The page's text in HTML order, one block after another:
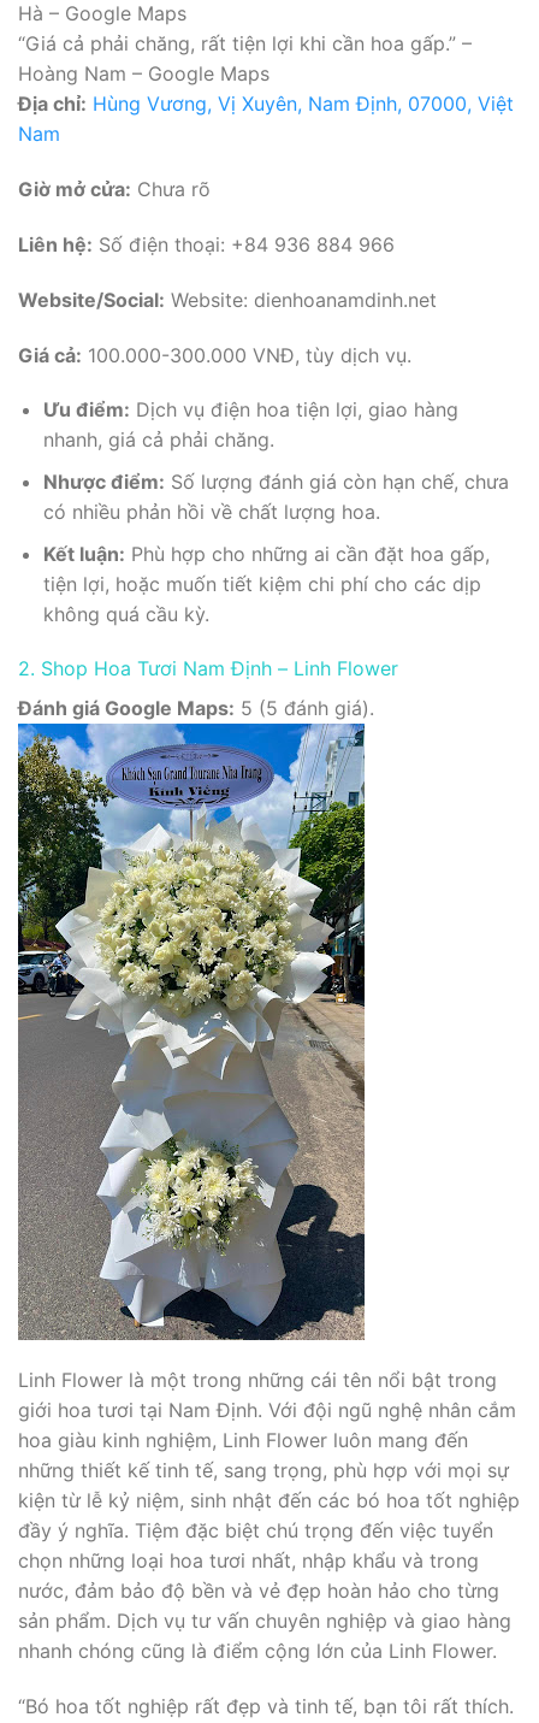
Hà – Google Maps
“Giá cả phải chăng, rất tiện lợi khi cần hoa gấp.” –
Hoàng Nam – Google Maps
Địa chỉ: Hùng Vương, Vị Xuyên, Nam Định, 07000, Việt
Nam
Giờ mở cửa: Chưa rõ
Liên hệ: Số điện thoại: +84 936 884 966
Website/Social: Website: dienhoanamdinh.net
Giá cả: 100.000-300.000 VNĐ, tùy dịch vụ.
Ưu điểm: Dịch vụ điện hoa tiện lợi, giao hàng
nhanh, giá cả phải chăng.
Nhược điểm: Số lượng đánh giá còn hạn chế, chưa
có nhiều phản hồi về chất lượng hoa.
Kết luận: Phù hợp cho những ai cần đặt hoa gấp,
tiện lợi, hoặc muốn tiết kiệm chi phí cho các dịp
không quá cầu kỳ.
2. Shop Hoa Tươi Nam Định – Linh Flower
Đánh giá Google Maps: 5 (5 đánh giá).
Linh Flower là một trong những cái tên nổi bật trong
giới hoa tươi tại Nam Định. Với đội ngũ nghệ nhân cắm
hoa giàu kinh nghiệm, Linh Flower luôn mang đến
những thiết kế tinh tế, sang trọng, phù hợp với mọi sự
kiện từ lễ kỷ niệm, sinh nhật đến các bó hoa tốt nghiệp
đầy ý nghĩa. Tiệm đặc biệt chú trọng đến việc tuyển
chọn những loại hoa tươi nhất, nhập khẩu và trong
nước, đảm bảo độ bền và vẻ đẹp hoàn hảo cho từng
sản phẩm. Dịch vụ tư vấn chuyên nghiệp và giao hàng
nhanh chóng cũng là điểm cộng lớn của Linh Flower.
“Bó hoa tốt nghiệp rất đẹp và tinh tế, bạn tôi rất thích.